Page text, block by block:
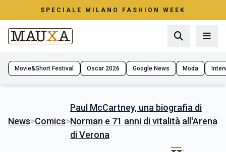
SPECIALE MILANO FASHION WEEK
Movie&Short Festival Oscar 2026 Google News Moda
News>Comics>
Paul McCartney, una biografia di
Norman e 71 anni di vitalità all'Arena
di Verona